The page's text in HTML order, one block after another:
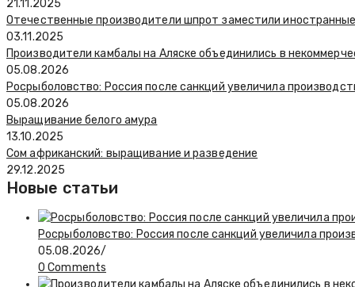
21.11.2025
Отечественные производители шпрот заместили
03.11.2025
Производители камбалы на Аляске объединились в
05.08.2026
Росрыболовство: Россия после санкций увеличила
05.08.2026
Выращивание белого амура
13.10.2025
Сом африканский: выращивание и разведение
29.12.2025
Новые статьи
Росрыболовство: Россия после санкций увеличила
05.08.2026/
0 Comments